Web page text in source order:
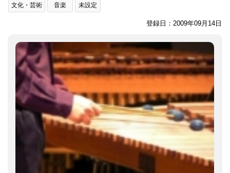
文化・芸術 音楽 未設定
登録日：2009年09月14日